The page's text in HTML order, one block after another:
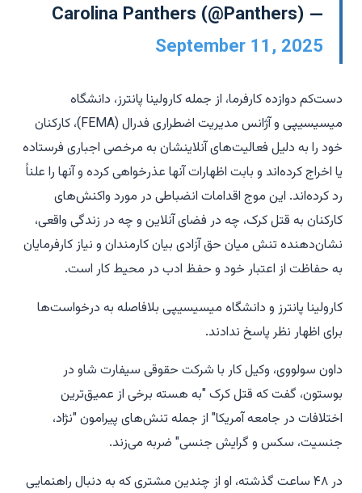
— Carolina Panthers (@Panthers)
September 11, 2025
دست‌کم دوازده کارفرما، از جمله کارولینا پانترز، دانشگاه
میسیسیپی و آژانس مدیریت اضطراری فدرال (FEMA)، کارکنان
خود را به دلیل فعالیت‌های آنلاینشان به مرخصی اجباری فرستاده
یا اخراج کرده‌اند و بابت اظهارات آنها عذرخواهی کرده و آنها را علناً
رد کرده‌اند. این موج اقدامات انضباطی در مورد واکنش‌های
کارکنان به قتل کرک، چه در فضای آنلاین و چه در زندگی واقعی،
نشان‌دهنده تنش میان حق آزادی بیان کارمندان و نیاز کارفرمایان
به حفاظت از اعتبار خود و حفظ ادب در محیط کار است.
کارولینا پانترز و دانشگاه میسیسیپی بلافاصله به درخواست‌ها
برای اظهار نظر پاسخ ندادند.
داون سولووی، وکیل کار با شرکت حقوقی سیفارت شاو در
بوستون، گفت که قتل کرک "به هسته برخی از عمیق‌ترین
اختلافات در جامعه آمریکا" از جمله تنش‌های پیرامون "نژاد،
جنسیت، سکس و گرایش جنسی" ضربه می‌زند.
در ۴۸ ساعت گذشته، او از چندین مشتری که به دنبال راهنمایی